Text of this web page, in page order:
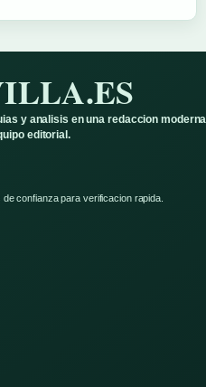
y analisis en una redaccion
editorial.
confianza para verificacion rapida.